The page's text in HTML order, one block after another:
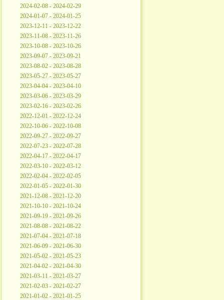
2024-02-08 - 2024-02-29
2024-01-07 - 2024-01-25
2023-12-11 - 2023-12-22
2023-11-08 - 2023-11-26
2023-10-08 - 2023-10-26
2023-09-07 - 2023-09-21
2023-08-02 - 2023-08-28
2023-05-27 - 2023-05-27
2023-04-04 - 2023-04-10
2023-03-06 - 2023-03-29
2023-02-16 - 2023-02-26
2022-12-01 - 2022-12-24
2022-10-06 - 2022-10-08
2022-09-27 - 2022-09-27
2022-07-23 - 2022-07-28
2022-04-17 - 2022-04-17
2022-03-10 - 2022-03-12
2022-02-04 - 2022-02-05
2022-01-05 - 2022-01-30
2021-12-08 - 2021-12-20
2021-10-10 - 2021-10-24
2021-09-19 - 2021-09-26
2021-08-08 - 2021-08-22
2021-07-04 - 2021-07-18
2021-06-09 - 2021-06-30
2021-05-02 - 2021-05-23
2021-04-02 - 2021-04-30
2021-03-11 - 2021-03-27
2021-02-03 - 2021-02-27
2021-01-02 - 2021-01-25